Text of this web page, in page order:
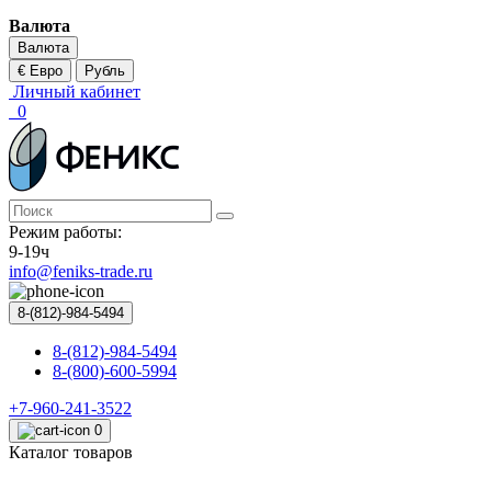
Валюта
Валюта
€ Евро
Рубль
Личный кабинет
0
Режим работы:
9-19ч
info@feniks-trade.ru
8-(812)-984-5494
8-(812)-984-5494
8-(800)-600-5994
+7-960-241-3522
0
Каталог товаров